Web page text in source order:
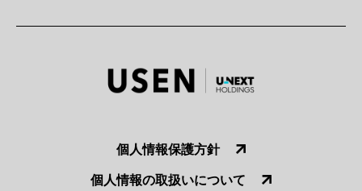
個人情報保護方針
個人情報の取扱いについて